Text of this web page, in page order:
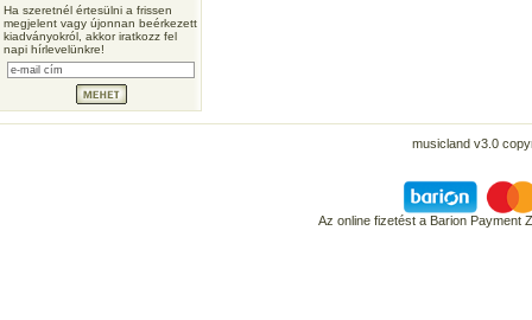
Ha szeretnél értesülni a frissen
megjelent vagy újonnan beérkezett
kiadványokról, akkor iratkozz fel
napi hírlevelünkre!
musicland v3.0
Az online fizetést a Barion Payment